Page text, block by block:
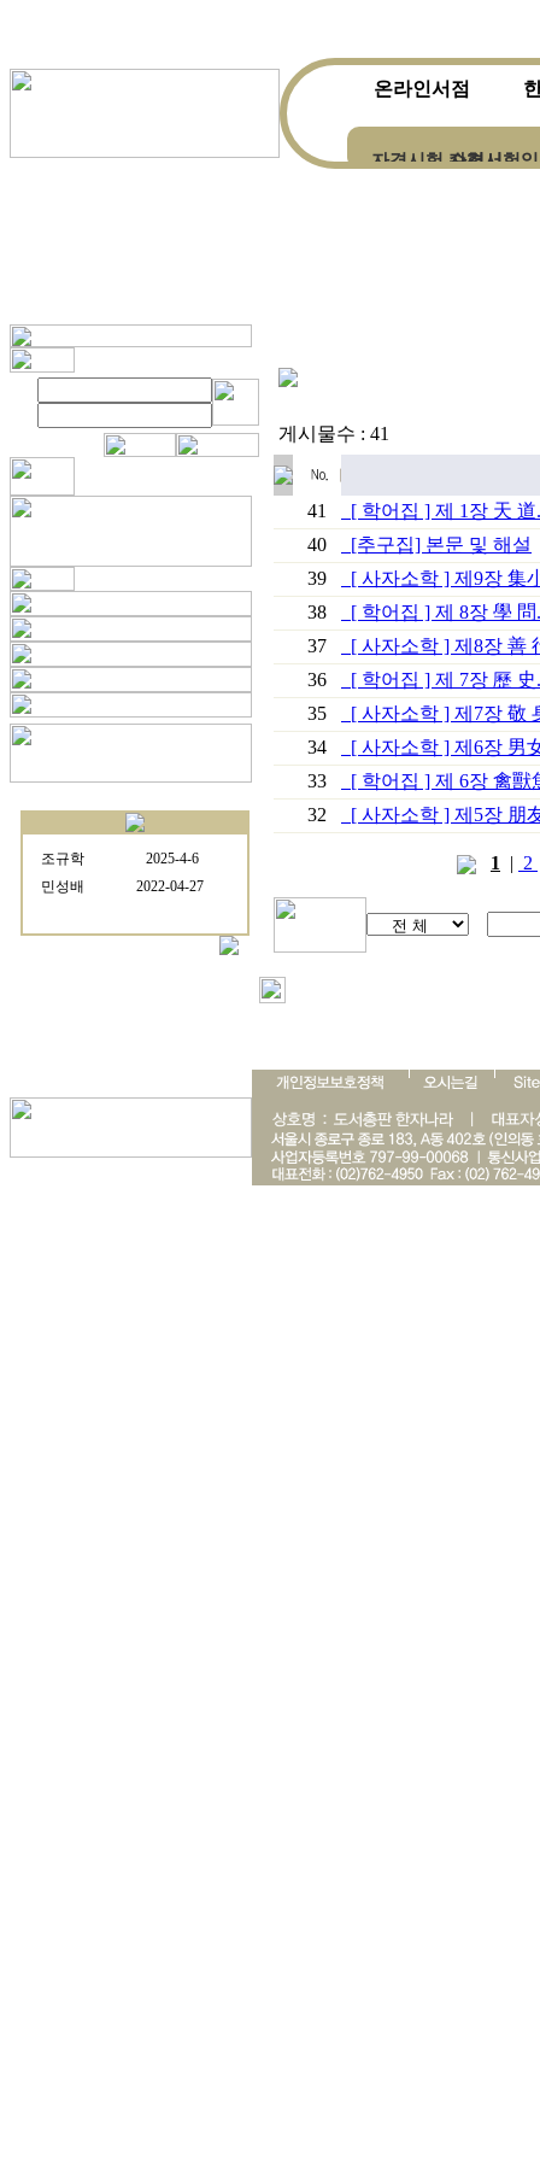
온라인서점
자격시험 수험서
자격시험
게시물수 : 41
41
[ 학어집 ] 제 1장 天 道
40
[추구집] 본문 및 해설
39
[ 사자소학 ] 제9장 集
38
[ 학어집 ] 제 8장 學 問
37
[ 사자소학 ] 제8장 善
36
[ 학어집 ] 제 7장 歷 史
35
[ 사자소학 ] 제7장 敬
34
[ 사자소학 ] 제6장 男
33
[ 학어집 ] 제 6장 禽獸
32
[ 사자소학 ] 제5장 朋
1 | 2